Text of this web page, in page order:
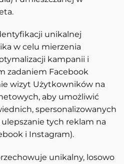
unikalnej
w celu mierzenia
kampanii i
zadaniem Facebook
wizyt Użytkowników na
aby umożliwić
spersonalizowanych
tych reklam na
i Instagram).
unikalny, losowo